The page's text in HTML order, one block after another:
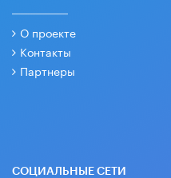
О проекте
Контакты
Партнеры
СОЦИАЛЬНЫЕ СЕТИ